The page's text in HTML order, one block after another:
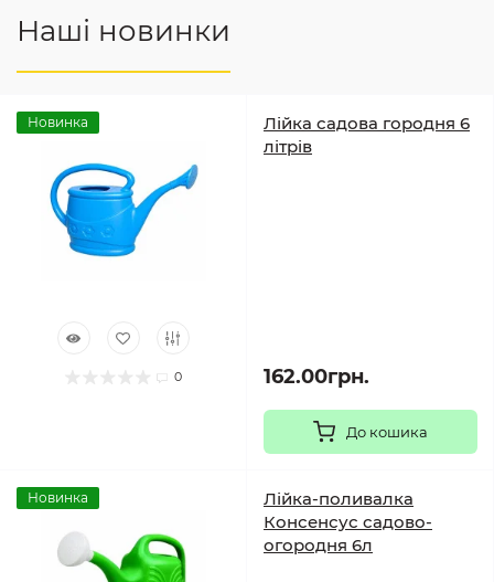
Наші новинки
Новинка
0
Лійка садова городня 6
літрів
162.00грн.
До кошика
Новинка
Лійка-поливалка
Консенсус садово-
огородня 6л